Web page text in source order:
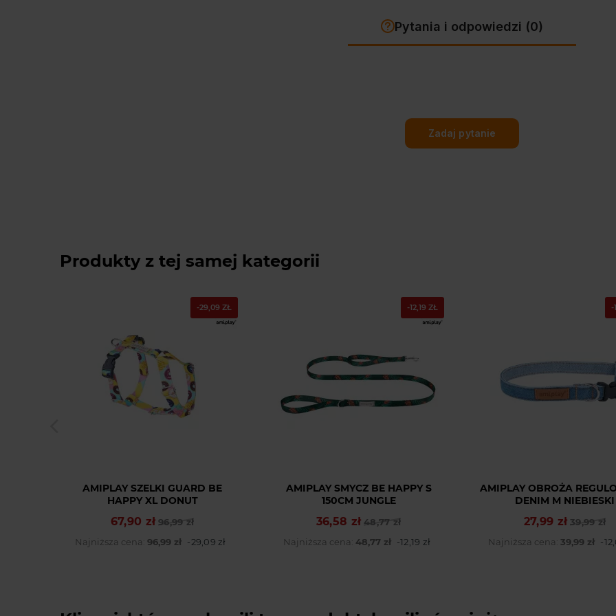
Pytania i odpowiedzi (0)
Zadaj pytanie
Produkty z tej samej kategorii
-29,09 ZŁ
AMIPLAY SZELKI GUARD BE
HAPPY XL DONUT
Cena podstawowa
96,99 zł
Cena
67,90 zł
Najniższa cena: 96,99 zł -29,09 zł
-12,19 ZŁ
AMIPLAY SMYCZ BE HAPPY S
150CM JUNGLE
Cena podstawowa
48,77 zł
Cena
36,58 zł
Najniższa cena: 48,77 zł -12,19 zł
-
AMIPLAY OBROŻA
DENIM M NIEBIESKI
Cena podstawowa
39,99 zł
Cena
27,99 zł
Najniższa cena: 39,99 zł -